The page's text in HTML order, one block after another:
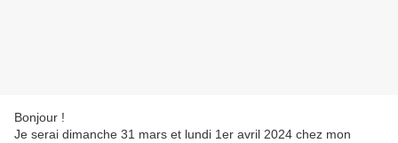
Bonjour !
Je serai dimanche 31 mars et lundi 1er avril 2024 chez mon